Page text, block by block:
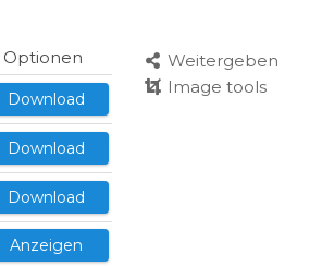
Optionen
Download
Download
Download
Anzeigen
Weitergeben
Image tools